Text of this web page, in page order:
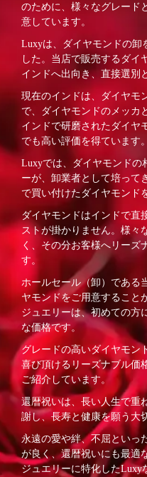
のために、様々なグレード
意しています。
Luxyは、ダイヤモンドの卸
した。当店で販売するダイ
インドへ出向き、直接選別
現在のインドは、ダイヤモ
で、ダイヤモンドのメッカ
インドで研磨されたダイヤ
でも高い評価を得ています。
Luxyでは、ダイヤモンドの
ーが、卸業者として培って
で買い付けたダイヤモンド
ダイヤモンドはインドで直
ストが掛かりません。様々
く、その分お客様へリーズ
す。
ホールセール（卸）である
ヤモンドをご用意すること
ジュエリーは、初めての方
な価格です。
グレードの高いダイヤモン
喜び頂けるリーズナブル価
ご紹介しています。
還暦祝いは、長い人生で重
謝し、長寿と健康を願う大
永遠の愛や絆、不屈といっ
が良く、還暦祝いにも最適
ジュエリーに特化したLuxy